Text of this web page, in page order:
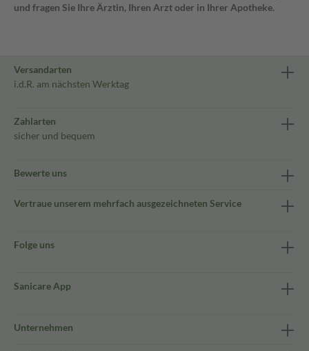
und fragen Sie Ihre Ärztin, Ihren Arzt oder in Ihrer Apotheke.
Versandarten
i.d.R. am nächsten Werktag
Zahlarten
sicher und bequem
Bewerte uns
Vertraue unserem mehrfach ausgezeichneten Service
Folge uns
Sanicare App
Unternehmen